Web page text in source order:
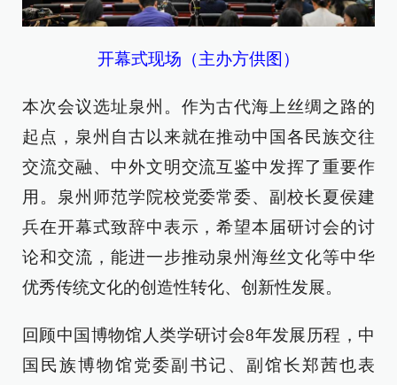
开幕式现场（主办方供图）
本次会议选址泉州。作为古代海上丝绸之路的
起点，泉州自古以来就在推动中国各民族交往
交流交融、中外文明交流互鉴中发挥了重要作
用。泉州师范学院校党委常委、副校长夏侯建
兵在开幕式致辞中表示，希望本届研讨会的讨
论和交流，能进一步推动泉州海丝文化等中华
优秀传统文化的创造性转化、创新性发展。
回顾中国博物馆人类学研讨会8年发展历程，中
国民族博物馆党委副书记、副馆长郑茜也表